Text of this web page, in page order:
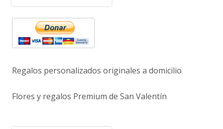
Regalos personalizados originales a domicilio
Flores y regalos Premium de San Valentín